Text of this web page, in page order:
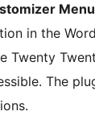
in the
Twenty
The